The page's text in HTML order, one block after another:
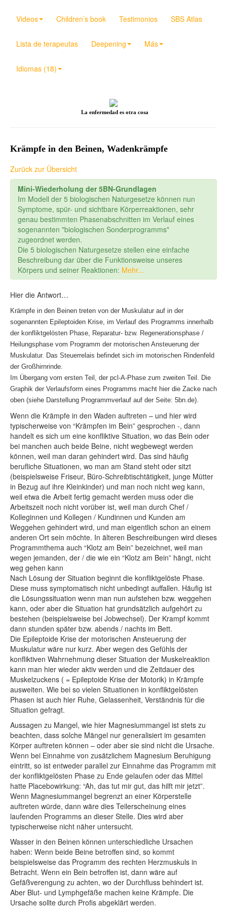
Videos Children’s book Testimonios SBS Atlas
Lista de terapeutas Deepening Más
Idiomas (18)
La enfermedad es otra cosa
Krämpfe in den Beinen, Wadenkrämpfe
Zurück zur Übersicht
Mini-Wiederholung der 5BN-Grundlagen
Im Modell der 5 biologischen Naturgesetze können nun
Symptome, spür- und sichtbare Körperreaktionen, sehr
genau bestimmten Phasenabschnitten im Verlauf eines
sogenannten "biologischen Sonderprogramms"
zugeordnet werden.
Die 5 biologischen Naturgesetze stellen eine einfache
Beschreibung dar über die Funktionsweise unseres
Körpers und seiner Reaktionen: Mehr...
Hier die Antwort…
Krämpfe in den Beinen treten von der Muskulatur auf in der
sogenannten Epileptoiden Krise, im Verlauf des Programms innerhalb
der konfliktgelösten Phase, Reparatur- bzw. Regenerationsphase /
Heilungsphase vom Programm der motorischen Ansteuerung der
Muskulatur. Das Steuerrelais befindet sich im motorischen Rindenfeld
der Großhirnrinde.
Im Übergang vom ersten Teil, der pcl-A-Phase zum zweiten Teil. Die
Graphik der Verlaufsform eines Programms macht hier die Zacke nach
oben (siehe Darstellung Programmverlauf auf der Seite: 5bn.de).
Wenn die Krämpfe in den Waden auftreten – und hier wird
typischerweise von “Krämpfen im Bein” gesprochen -, dann
handelt es sich um eine konfliktive Situation, wo das Bein oder
bei manchen auch beide Beine, nicht wegbewegt werden
können, weil man daran gehindert wird. Das sind häufig
berufliche Situationen, wo man am Stand steht oder sitzt
(beispielsweise Friseur, Büro-Schreibtischtätigkeit, junge Mütter
in Bezug auf ihre Kleinkinder) und man noch nicht weg kann,
weil etwa die Arbeit fertig gemacht werden muss oder die
Arbeitszeit noch nicht vorüber ist, weil man durch Chef /
Kolleginnen und Kollegen / Kundinnen und Kunden am
Weggehen gehindert wird, und man eigentlich schon an einem
anderen Ort sein möchte. In älteren Beschreibungen wird dieses
Programmthema auch “Klotz am Bein” bezeichnet, weil man
wegen jemanden, der / die wie ein “Klotz am Bein” hängt, nicht
weg gehen kann
Nach Lösung der Situation beginnt die konfliktgelöste Phase.
Diese muss symptomatisch nicht unbedingt auffallen. Häufig ist
die Lösungssituation wenn man nun aufstehen bzw. weggehen
kann, oder aber die Situation hat grundsätzlich aufgehört zu
bestehen (beispielsweise bei Jobwechsel). Der Krampf kommt
dann stunden später bzw. abends / nachts im Bett.
Die Epileptoide Krise der motorischen Ansteuerung der
Muskulatur wäre nur kurz. Aber wegen des Gefühls der
konfliktiven Wahrnehmung dieser Situation der Muskelreaktion
kann man hier wieder aktiv werden und die Zeitdauer des
Muskelzuckens ( = Epileptoide Krise der Motorik) in Krämpfe
ausweiten. Wie bei so vielen Situationen in konfliktgelösten
Phasen ist auch hier Ruhe, Gelassenheit, Verständnis für die
Situation gefragt.
Aussagen zu Mangel, wie hier Magnesiummangel ist stets zu
beachten, dass solche Mängel nur generalisiert im gesamten
Körper auftreten können – oder aber sie sind nicht die Ursache.
Wenn bei Einnahme von zusätzlichem Magnesium Beruhigung
eintritt, so ist entweder parallel zur Einnahme das Programm mit
der konfliktgelösten Phase zu Ende gelaufen oder das Mittel
hatte Placebowirkung: “Ah, das tut mir gut, das hilft mir jetzt”.
Wenn Magnesiummangel begrenzt an einer Körperstelle
auftreten würde, dann wäre dies Teilerscheinung eines
laufenden Programms an dieser Stelle. Dies wird aber
typischerweise nicht näher untersucht.
Wasser in den Beinen können unterschiedliche Ursachen
haben: Wenn beide Beine betroffen sind, so kommt
beispielsweise das Programm des rechten Herzmuskuls in
Betracht. Wenn ein Bein betroffen ist, dann wäre auf
Gefäßverengung zu achten, wo der Durchfluss behindert ist.
Aber Blut- und Lymphgefäße machen keine Krämpfe. Die
Ursache sollte durch Profis abgeklärt werden.